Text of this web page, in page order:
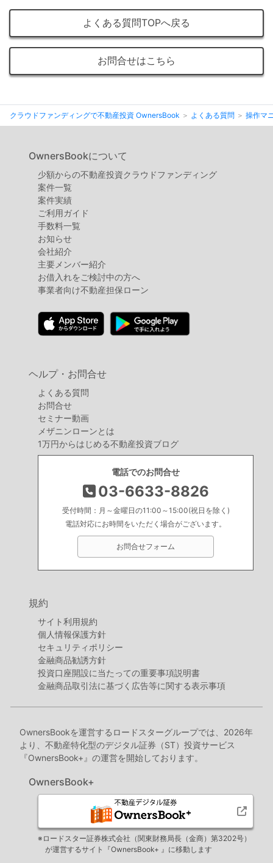
よくある質問TOPへ戻る
お問合せはこちら
クラウドファンディングで不動産投資 OwnersBook よくある質問 操作マ
OwnersBookについて
少額からの不動産投資クラウドファンディング
案件⼀覧
案件実績
ご利用ガイド
手数料一覧
お知らせ
会社紹介
主要メンバー紹介
お借入れをご検討中の方へ
事業者向け不動産担保ローン
ヘルプ・お問合せ
よくある質問
お問合せ
セミナー動画
メザニンローンとは
1万円からはじめる不動産投資ブログ
電話でのお問合せ
03-6633-8826
受付時間：月～金曜日の11:00～15:00(祝日を除く)
電話対応にお時間をいただく場合がございます。
お問合せフォーム
規約
サイト利用規約
個人情報保護方針
セキュリティポリシー
金融商品勧誘方針
投資口座開設に当たっての重要事項説明書
金融商品取引法に基づく広告等に関する表示事項
OwnersBookを運営するロードスターグループでは、2026年
より、不動産特化型のデジタル証券（ST）投資サービス
『OwnersBook+』の運営を開始しております。
OwnersBook+
※ロードスター証券株式会社（関東財務局長（金商）第3202号）
が運営するサイト『OwnersBook+ 』に移動します